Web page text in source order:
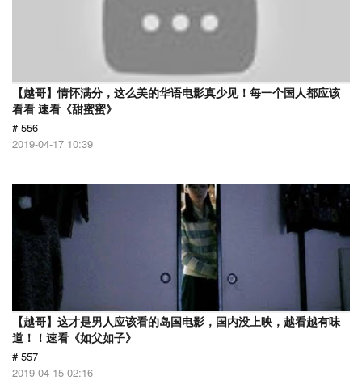
【越哥】情怀满分，这么美的华语电影真少见！每一个国人都应该
看看 速看《甜蜜蜜》
# 556
2019-04-17 10:39
【越哥】这才是男人应该看的岛国电影，国内没上映，越看越有味
道！！速看《如父如子》
# 557
2019-04-15 02:16